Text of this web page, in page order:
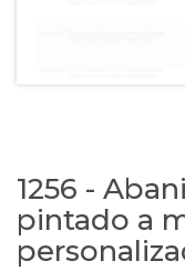
1256 -
pintado a